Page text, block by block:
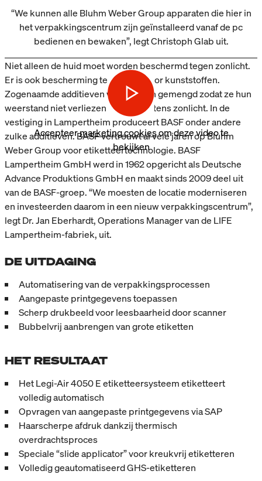
“We kunnen alle Bluhm Weber Group apparaten die hier in
het verpakkingscentrum zijn geïnstalleerd vanaf de pc
bedienen en bewaken”, legt Christoph Glab uit.
Accepteermarketing cookiesom deze video te
bekijken
Niet alleen de huid moet worden beschermd tegen zonlicht.
Er is ook bescherming tegen licht voor kunststoffen.
Zogenaamde additieven worden erin gemengd zodat ze hun
weerstand niet verliezen ondanks intens zonlicht. In de
vestiging in Lampertheim produceert BASF onder andere
zulke additieven. BASF vertrouwt al vele jaren op Bluhm
Weber Group voor etiketteertechnologie. BASF
Lampertheim GmbH werd in 1962 opgericht als Deutsche
Advance Produktions GmbH en maakt sinds 2009 deel uit
van de BASF-groep. “We moesten de locatie moderniseren
en investeerden daarom in een nieuw verpakkingscentrum”,
legt Dr. Jan Eberhardt, Operations Manager van de LIFE
Lampertheim-fabriek, uit.
DE UITDAGING
Automatisering van de verpakkingsprocessen
Aangepaste printgegevens toepassen
Scherp drukbeeld voor leesbaarheid door scanner
Bubbelvrij aanbrengen van grote etiketten
HET RESULTAAT
Het Legi-Air 4050 E etiketteersysteem etiketteert
volledig automatisch
Opvragen van aangepaste printgegevens via SAP
Haarscherpe afdruk dankzij thermisch
overdrachtsproces
Speciale “slide applicator” voor kreukvrij etiketteren
Volledig geautomatiseerd GHS-etiketteren